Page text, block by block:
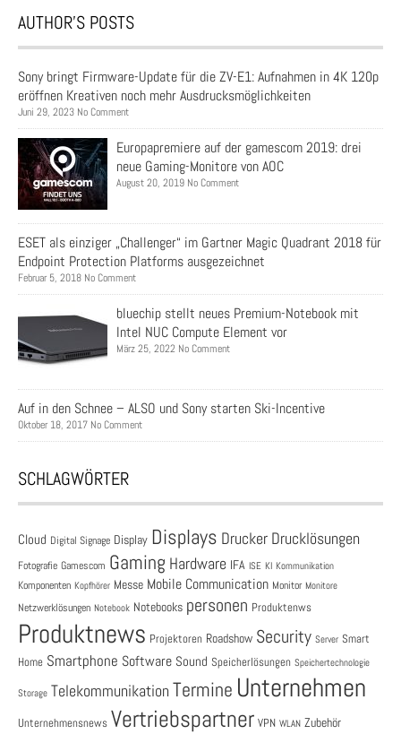
AUTHOR’S POSTS
Sony bringt Firmware-Update für die ZV-E1: Aufnahmen in 4K 120p
eröffnen Kreativen noch mehr Ausdrucksmöglichkeiten
Juni 29, 2023 No Comment
Europapremiere auf der gamescom 2019: drei
neue Gaming-Monitore von AOC
August 20, 2019 No Comment
ESET als einziger „Challenger“ im Gartner Magic Quadrant 2018 für
Endpoint Protection Platforms ausgezeichnet
Februar 5, 2018 No Comment
bluechip stellt neues Premium-Notebook mit
Intel NUC Compute Element vor
März 25, 2022 No Comment
Auf in den Schnee – ALSO und Sony starten Ski-Incentive
Oktober 18, 2017 No Comment
SCHLAGWÖRTER
Cloud Digital Signage Display Displays Drucker Drucklösungen
Fotografie Gamescom Gaming Hardware IFA ISE KI Kommunikation
Komponenten Kopfhörer Messe Mobile Communication Monitor Monitore
Netzwerklösungen Notebook Notebooks personen Produktenws
Produktnews Projektoren Roadshow Security Server Smart
Home Smartphone Software Sound Speicherlösungen Speichertechnologie
Storage Telekommunikation Termine Unternehmen
Unternehmensnews Vertriebspartner VPN WLAN Zubehör